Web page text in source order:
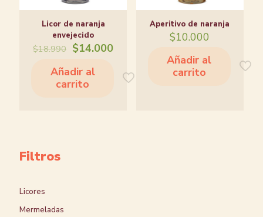
Licor de naranja
envejecido
$18.990 El
original
era:
$18.990.
$14.000El
actual
es:
Añadir al
carrito
Aperitivo de naranja
$10.000
Añadir al
carrito
Filtros
Licores
Mermeladas